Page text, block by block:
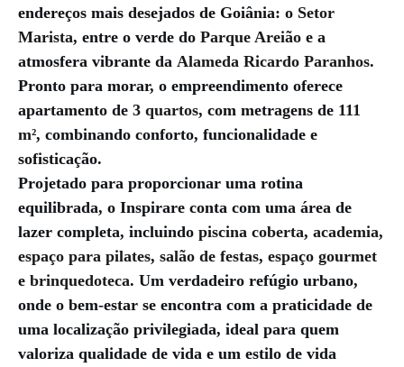
endereços mais desejados de Goiânia: o Setor
Marista, entre o verde do Parque Areião e a
atmosfera vibrante da Alameda Ricardo Paranhos.
Pronto para morar, o empreendimento oferece
apartamento de 3 quartos, com metragens de 111
m², combinando conforto, funcionalidade e
sofisticação.
Projetado para proporcionar uma rotina
equilibrada, o Inspirare conta com uma área de
lazer completa, incluindo piscina coberta, academia,
espaço para pilates, salão de festas, espaço gourmet
e brinquedoteca. Um verdadeiro refúgio urbano,
onde o bem-estar se encontra com a praticidade de
uma localização privilegiada, ideal para quem
valoriza qualidade de vida e um estilo de vida